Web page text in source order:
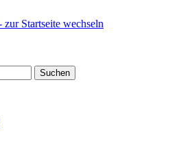
Suchen